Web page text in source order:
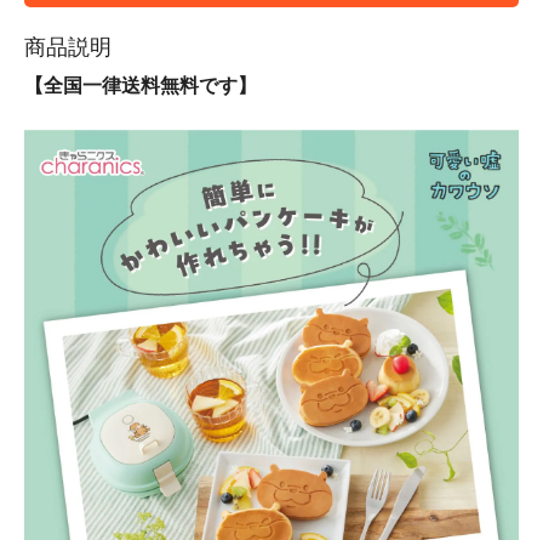
商品説明
【全国一律送料無料です】